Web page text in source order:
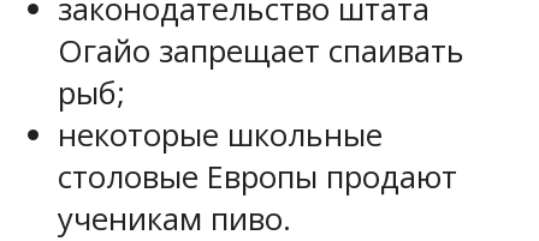
законодательство штата
Огайо запрещает спаивать
рыб;
некоторые школьные
столовые Европы продают
ученикам пиво.